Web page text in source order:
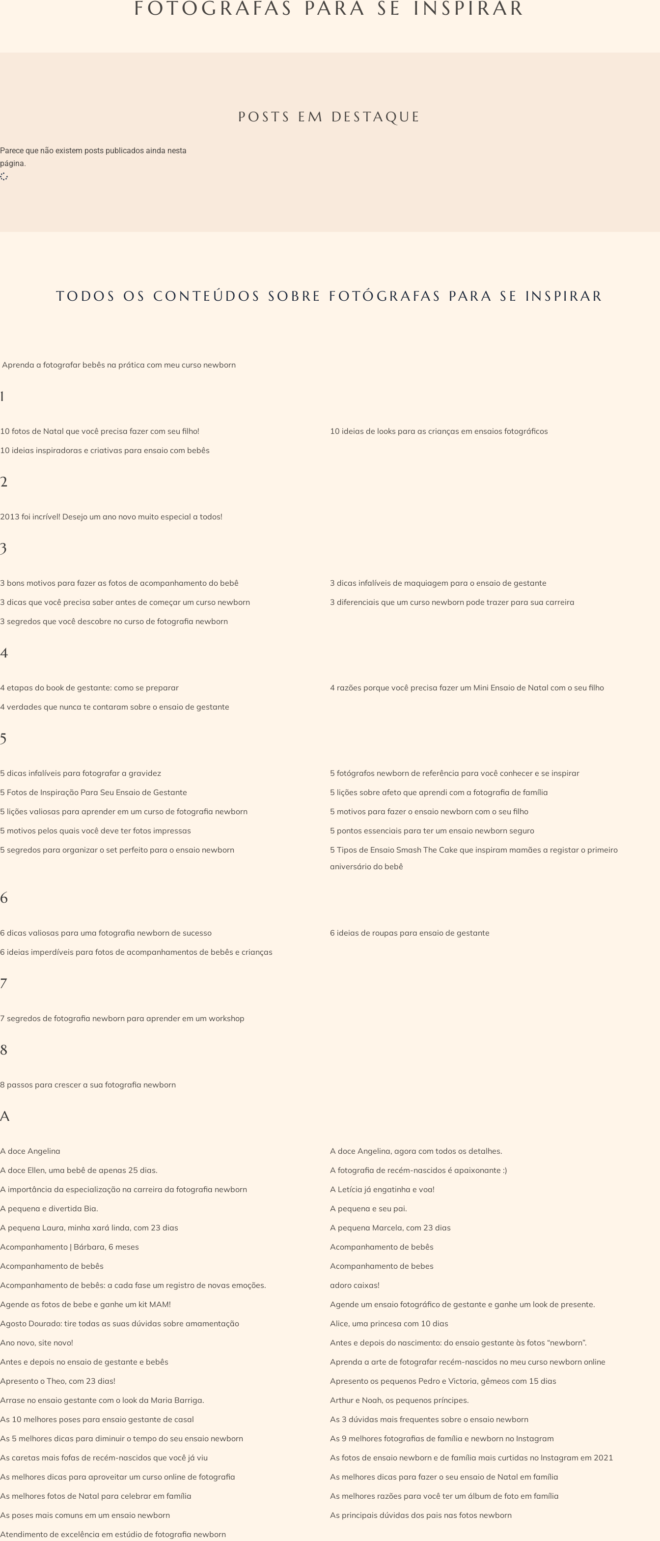
FOTÓGRAFAS PARA SE INSPIRAR
POSTS EM DESTAQUE
Parece que não existem posts publicados ainda nesta
página.
TODOS OS CONTEÚDOS SOBRE FOTÓGRAFAS PARA SE INSPIRAR
Aprenda a fotografar bebês na prática com meu curso newborn
1
10 fotos de Natal que você precisa fazer com seu filho!
10 ideias de looks para as crianças em ensaios fotográficos
10 ideias inspiradoras e criativas para ensaio com bebês
2
2013 foi incrível! Desejo um ano novo muito especial a todos!
3
3 bons motivos para fazer as fotos de acompanhamento do bebê
3 dicas infalíveis de maquiagem para o ensaio de gestante
3 dicas que você precisa saber antes de começar um curso newborn
3 diferenciais que um curso newborn pode trazer para sua carreira
3 segredos que você descobre no curso de fotografia newborn
4
4 etapas do book de gestante: como se preparar
4 razões porque você precisa fazer um Mini Ensaio de Natal com o seu filho
4 verdades que nunca te contaram sobre o ensaio de gestante
5
5 dicas infalíveis para fotografar a gravidez
5 fotógrafos newborn de referência para você conhecer e se inspirar
5 Fotos de Inspiração Para Seu Ensaio de Gestante
5 lições sobre afeto que aprendi com a fotografia de família
5 lições valiosas para aprender em um curso de fotografia newborn
5 motivos para fazer o ensaio newborn com o seu filho
5 motivos pelos quais você deve ter fotos impressas
5 pontos essenciais para ter um ensaio newborn seguro
5 segredos para organizar o set perfeito para o ensaio newborn
5 Tipos de Ensaio Smash The Cake que inspiram mamães a registar o primeiro
aniversário do bebê
6
6 dicas valiosas para uma fotografia newborn de sucesso
6 ideias de roupas para ensaio de gestante
6 ideias imperdíveis para fotos de acompanhamentos de bebês e crianças
7
7 segredos de fotografia newborn para aprender em um workshop
8
8 passos para crescer a sua fotografia newborn
A
A doce Angelina
A doce Angelina, agora com todos os detalhes.
A doce Ellen, uma bebê de apenas 25 dias.
A fotografia de recém-nascidos é apaixonante :)
A importância da especialização na carreira da fotografia newborn
A Letícia já engatinha e voa!
A pequena e divertida Bia.
A pequena e seu pai.
A pequena Laura, minha xará linda, com 23 dias
A pequena Marcela, com 23 dias
Acompanhamento | Bárbara, 6 meses
Acompanhamento de bebês
Acompanhamento de bebês
Acompanhamento de bebes
Acompanhamento de bebês: a cada fase um registro de novas emoções.
adoro caixas!
Agende as fotos de bebe e ganhe um kit MAM!
Agende um ensaio fotográfico de gestante e ganhe um look de presente.
Agosto Dourado: tire todas as suas dúvidas sobre amamentação
Alice, uma princesa com 10 dias
Ano novo, site novo!
Antes e depois do nascimento: do ensaio gestante às fotos “newborn”.
Antes e depois no ensaio de gestante e bebês
Aprenda a arte de fotografar recém-nascidos no meu curso newborn online
Apresento o Theo, com 23 dias!
Apresento os pequenos Pedro e Victoria, gêmeos com 15 dias
Arrase no ensaio gestante com o look da Maria Barriga.
Arthur e Noah, os pequenos príncipes.
As 10 melhores poses para ensaio gestante de casal
As 3 dúvidas mais frequentes sobre o ensaio newborn
As 5 melhores dicas para diminuir o tempo do seu ensaio newborn
As 9 melhores fotografias de família e newborn no Instagram
As caretas mais fofas de recém-nascidos que você já viu
As fotos de ensaio newborn e de família mais curtidas no Instagram em 2021
As melhores dicas para aproveitar um curso online de fotografia
As melhores dicas para fazer o seu ensaio de Natal em família
As melhores fotos de Natal para celebrar em família
As melhores razões para você ter um álbum de foto em família
As poses mais comuns em um ensaio newborn
As principais dúvidas dos pais nas fotos newborn
Atendimento de excelência em estúdio de fotografia newborn